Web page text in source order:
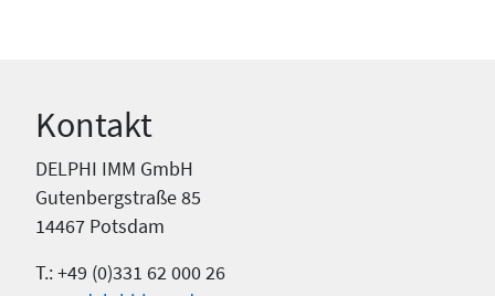
Kontakt
DELPHI IMM GmbH
Gutenbergstraße 85
14467 Potsdam
T.: +49 (0)331 62 000 26